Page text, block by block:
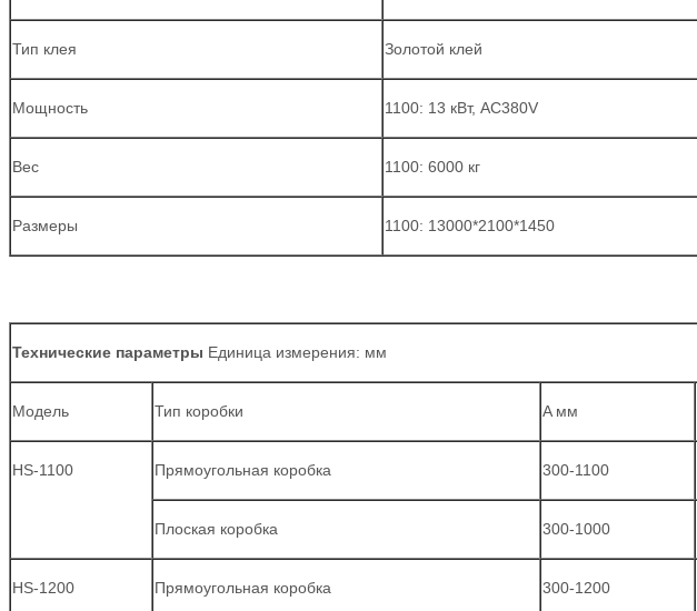
Тип клея Золотой клей
Мощность 1100: 13 кВт, AC380V
Вес 1100: 6000 кг
Размеры 1100: 13000*2100*1450
Технические параметры Единица измерения: мм
Модель Тип коробки A мм
HS-1100 Прямоугольная коробка 300-1100
Плоская коробка 300-1000
HS-1200 Прямоугольная коробка 300-1200